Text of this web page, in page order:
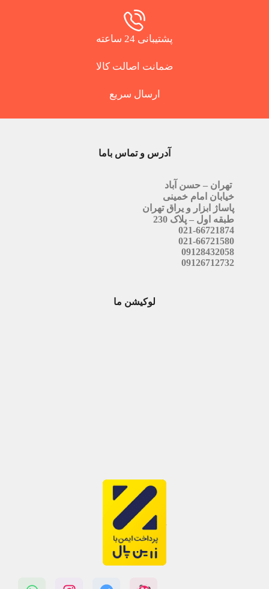
پشتیبانی 24 ساعته
ضمانت اصالت کالا
ارسال سریع
آدرس و تماس باما
تهران – حسن آباد
خیابان امام خمینی
پاساژ ابزار و یراق تهران
طبقه اول – پلاک 230
021-66721874
021-66721580
09128432058
09126712732
لوکیشن ما